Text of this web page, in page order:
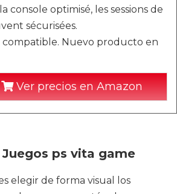
console optimisé, les sessions de
sécurisées.
compatible. Nuevo producto en
Ver precios en Amazon
ps vita game
elegir de forma visual los